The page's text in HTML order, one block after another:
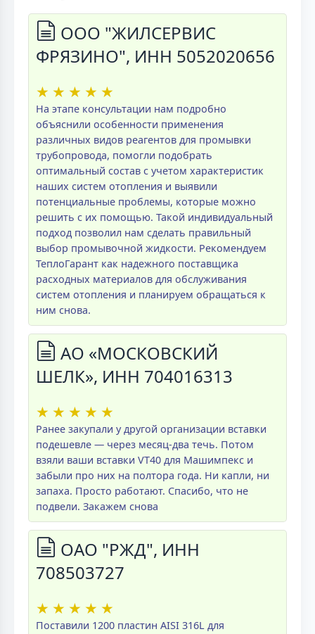
ООО "ЖИЛСЕРВИС
ФРЯЗИНО", ИНН 5052020656
★ ★ ★ ★ ★
На этапе консультации нам подробно
объяснили особенности применения
различных видов реагентов для промывки
трубопровода, помогли подобрать
оптимальный состав с учетом характеристик
наших систем отопления и выявили
потенциальные проблемы, которые можно
решить с их помощью. Такой индивидуальный
подход позволил нам сделать правильный
выбор промывочной жидкости. Рекомендуем
ТеплоГарант как надежного поставщика
расходных материалов для обслуживания
систем отопления и планируем обращаться к
ним снова.
АО «МОСКОВСКИЙ
ШЕЛК», ИНН 704016313
★ ★ ★ ★ ★
Ранее закупали у другой организации вставки
подешевле — через месяц-два течь. Потом
взяли ваши вставки VT40 для Машимпекс и
забыли про них на полтора года. Ни капли, ни
запаха. Просто работают. Спасибо, что не
подвели. Закажем снова
ОАО "РЖД", ИНН
708503727
★ ★ ★ ★ ★
Поставили 1200 пластин AISI 316L для